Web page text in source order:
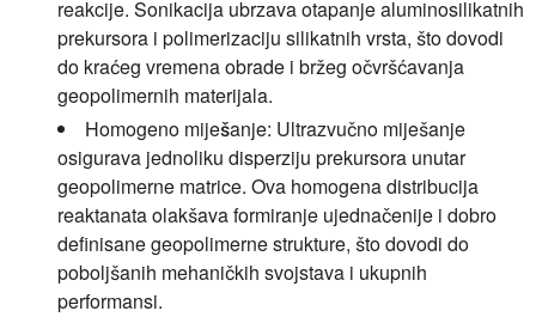
reakcije. Sonikacija ubrzava otapanje aluminosilikatnih
prekursora i polimerizaciju silikatnih vrsta, što dovodi
do kraćeg vremena obrade i bržeg očvršćavanja
geopolimernih materijala.
Homogeno miješanje: Ultrazvučno miješanje
osigurava jednoliku disperziju prekursora unutar
geopolimerne matrice. Ova homogena distribucija
reaktanata olakšava formiranje ujednačenije i dobro
definisane geopolimerne strukture, što dovodi do
poboljšanih mehaničkih svojstava i ukupnih
performansi.